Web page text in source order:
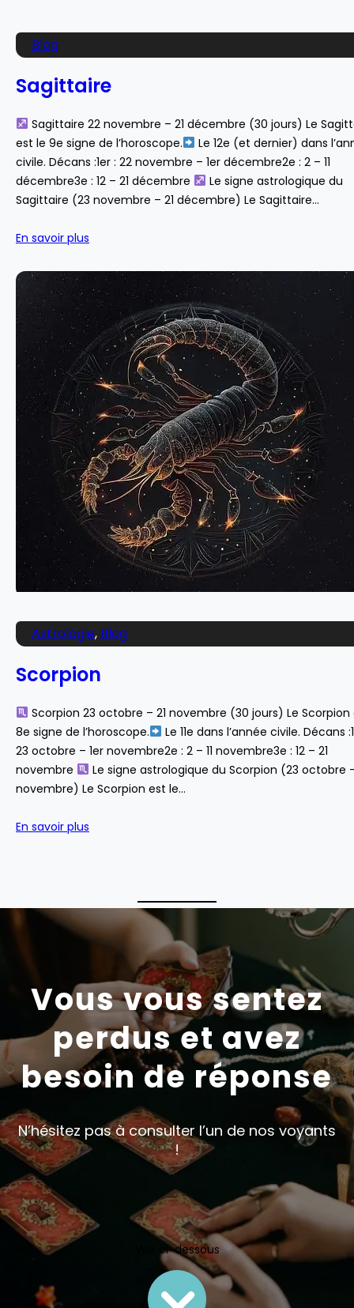
Blog
Sagittaire
Sagittaire 22 novembre – 21 décembre (30 jours) Le
est le 9e signe de l’horoscope.
Le 12e (et dernier) dans
civile. Décans :1er : 22 novembre – 1er décembre2e : 2 – 11
décembre3e : 12 – 21 décembre
Le signe astrologique du
Sagittaire (23 novembre – 21 décembre) Le Sagittaire…
En savoir plus
Astrologie, Blog
Scorpion
Scorpion 23 octobre – 21 novembre (30 jours) Le Scorpion
8e signe de l’horoscope.
Le 11e dans l’année civile. Décans
23 octobre – 1er novembre2e : 2 – 11 novembre3e : 12 – 21
novembre
Le signe astrologique du Scorpion (23 octobre
novembre) Le Scorpion est le…
En savoir plus
Vous vous sentez
perdus et avez
besoin de réponse
N’hésitez pas à consulter l’un de nos voyants
!
Voir ci-dessous